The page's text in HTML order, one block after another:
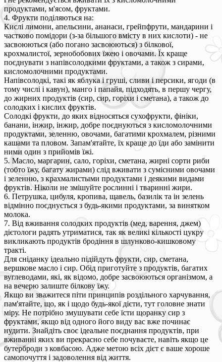
продуктами, м'ясом, фруктами.
4. Фрукти поділяються на:
Кислі лимони, апельсини, ананаси, грейпфрути, мандарини і
частково помідори (з-за більшого вмісту в них кислоти) - не
засвоюються (або погано засвоюються) з білкової,
крохмалистої, зернобобових їжею і овочами. Їх краще
поєднувати з напівсолодкими фруктами, а також з сирами,
кисломолочними продуктами.
Напівсолодкі, такі як яблука і груші, сливи і персики, ягоди (в
тому числі і кавун), манго і папайя, підходять, в першу чергу,
до жирних продуктів (сир, сир, горіхи і сметана), а також до
солодких і кислих фруктів.
Солодкі фрукти, до яких відносяться сухофрукти, фініки,
банани, інжир, інжир, добре поєднуються з кисломолочними
продуктами, зеленню, овочами, багатими крохмалем, різними
кашами та пловом. Запам'ятайте, їх краще до їди або замінити
ними один з прийомів їжі.
5. Масло, маргарин, сало, горіхи, сметана, жирні сорти риби
(тобто їжу, багату жирами) слід вживати з сумісними овочами
і зеленню, з крахмалистыми продуктами і деякими видами
фруктів. Ніколи не змішуйте рослинні і тваринні жири.
6. Петрушка, цибуля, кропива, щавель, базилік та ін зелень
відмінно поєднується з будь-якими продуктами, за винятком
молока.
7. Від вживання солодких продуктів (мед, варення, джем)
дієтологи радять утриматися, так як великі кількості цукру
викликають продуктів бродіння в шлунково-кишковому
тракті.
Для сніданку ідеально підійдуть фрукти, сир, сметана,
вершкове масло і сир. Обід приготуйте з продуктів, багатих
вуглеводами, які, як відомо, добре засвоюються організмом, а
на вечерю залиште білкову їжу.
Якщо ви зважитеся піти принципів роздільного харчування,
пам'ятайте, що, як і щодо будь-якої дієти, тут головне знати
міру. Не потрібно змушувати себе їсти щоранку сир з
фруктами, якщо від одного його виду вас вже починає
нудити. Знайдіть своє ідеальне поєднання продуктів, при
вживанні яких ви прекрасно себе почуваєте, навіть якщо це
бутерброди з ковбасою. Адже метою всіх дієт є ваше хороше
самопочуття і задоволення від життя.